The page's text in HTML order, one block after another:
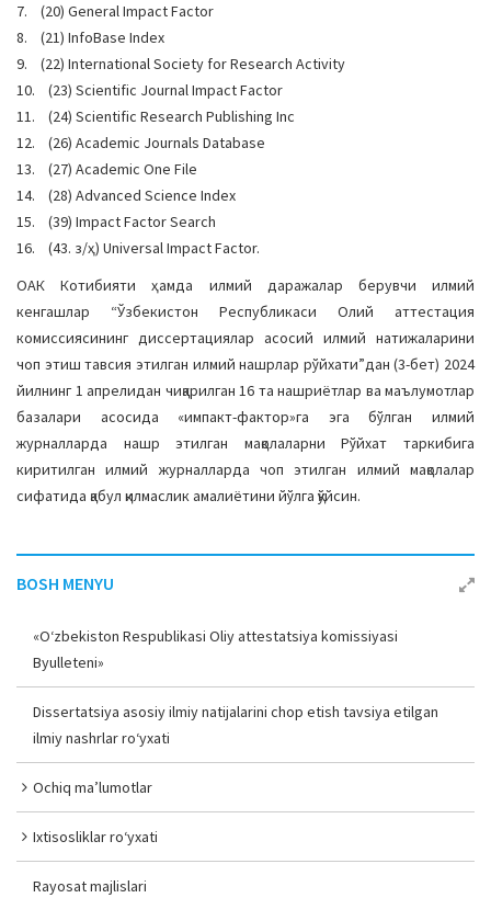
7. (20) General Impact Factor
8. (21) InfoBase Index
9. (22) International Society for Research Activity
10. (23) Scientific Journal Impact Factor
11. (24) Scientific Research Publishing Inc
12. (26) Academic Journals Database
13. (27) Academic One File
14. (28) Advanced Science Index
15. (39) Impact Factor Search
16. (43. з/ҳ) Universal Impact Factor.
ОАК Котибияти ҳамда илмий даражалар берувчи илмий
кенгашлар “Ўзбекистон Республикаси Олий аттестация
комиссиясининг диссертациялар асосий илмий натижаларини
чоп этиш тавсия этилган илмий нашрлар рўйхати”дан (3-бет) 2024
йилнинг 1 апрелидан чиқарилган 16 та нашриётлар ва маълумотлар
базалари асосида «импакт-фактор»га эга бўлган илмий
журналларда нашр этилган мақолаларни Рўйхат таркибига
киритилган илмий журналларда чоп этилган илмий мақолалар
сифатида қабул қилмаслик амалиётини йўлга қўйсин.
BOSH MENYU
«O‘zbekiston Respublikasi Oliy attestatsiya komissiyasi
Byulleteni»
Dissertatsiya asosiy ilmiy natijalarini chop etish tavsiya etilgan
ilmiy nashrlar ro‘yxati
Ochiq ma’lumotlar
Ixtisosliklar ro‘yxati
Rayosat majlislari